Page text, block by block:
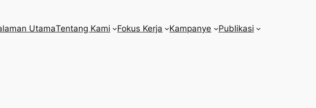
UtamaTentang Kami Fokus Kerja Kampanye Publikasi